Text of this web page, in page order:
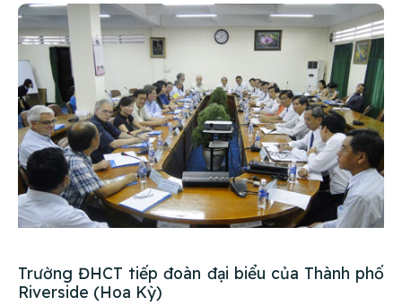
Trường ĐHCT tiếp đoàn đại biểu của Thành phố
Riverside (Hoa Kỳ)